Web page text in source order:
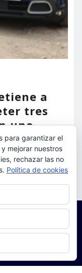
a
tres
una
para garantizar el
mejorar nuestros
rechazar las no
Política de cookies
gestionar las cookies,